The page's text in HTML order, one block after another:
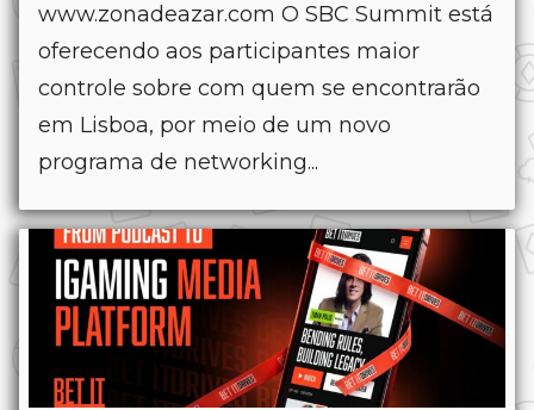
www.zonadeazar.com O SBC Summit está
oferecendo aos participantes maior
controle sobre com quem se encontrarão
em Lisboa, por meio de um novo
programa de networking...